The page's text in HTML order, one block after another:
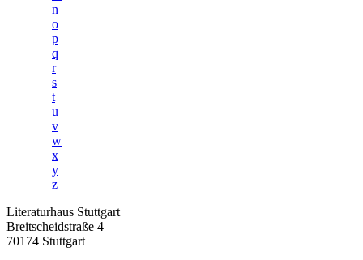
n
o
p
q
r
s
t
u
v
w
x
y
z
Literaturhaus Stuttgart
Breitscheidstraße 4
70174 Stuttgart